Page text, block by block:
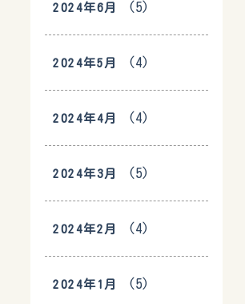
2024年6月 (5)
2024年5月 (4)
2024年4月 (4)
2024年3月 (5)
2024年2月 (4)
2024年1月 (5)